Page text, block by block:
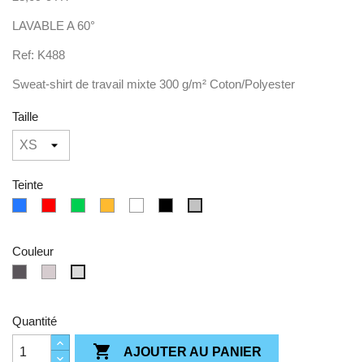
LAVABLE A 60°
Ref: K488
Sweat-shirt de travail mixte 300 g/m² Coton/Polyester
Taille
Teinte
Couleur
Quantité
 AJOUTER AU PANIER